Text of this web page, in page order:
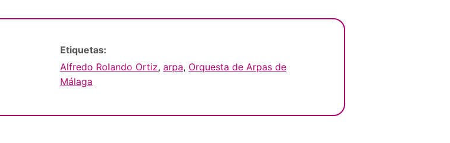
Etiquetas:
Alfredo Rolando Ortiz, arpa, Orquesta de Arpas de
Málaga